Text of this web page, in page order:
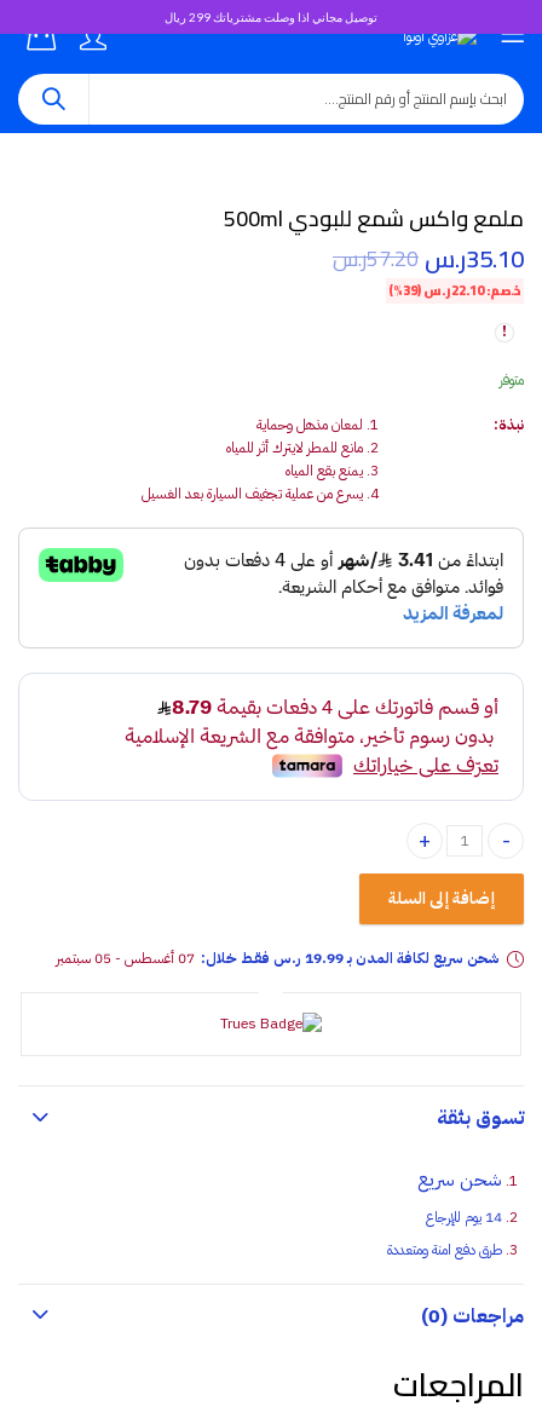
توصيل مجاني اذا وصلت مشترياتك 299 ريال
ملمع واكس شمع للبودي 500ml
35.10ر.س57.20ر.س
خصم:22.10ر.س(39%)
متوفر
نبذة:
لمعان مذهل وحماية
مانع للمطر لايترك أثر للمياه
يمنع بقع المياه
يسرع من عملية تجفيف السيارة بعد الغسيل
ملمع واكس شمع للبودي 500ml quantity
إضافة إلى السلة
شحن سريع لكافة المدن بـ 19.99 ر.س فقـط خلال: 07 أغسطس - 05 سبتمبر
تسوق بثقة
شحن سريع
14 يوم للإرجاع
طرق دفع امنة ومتعددة
مراجعات (0)
المراجعات